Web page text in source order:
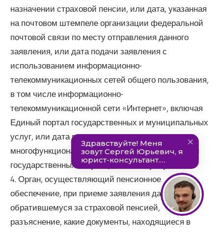
назначении страховой пенсии, или дата, указанная
на почтовом штемпеле организации федеральной
почтовой связи по месту отправления данного
заявления, или дата подачи заявления с
использованием информационно-
телекоммуникационных сетей общего пользования,
в том числе информационно-
телекоммуникационной сети «Интернет», включая
Единый портал государственных и муниципальных
услуг, или дата приема заявления
многофункциональным центром предоставления
государственных и муниципальных услуг.
4. Орган, осуществляющий пенсионное
обеспечение, при приеме заявления дает лицу,
обратившемуся за страховой пенсией,
разъяснение, какие документы, находящиеся в